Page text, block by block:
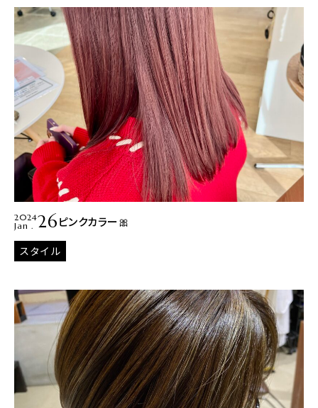
2024
Jan . 26ピンクカラー🎀
スタイル